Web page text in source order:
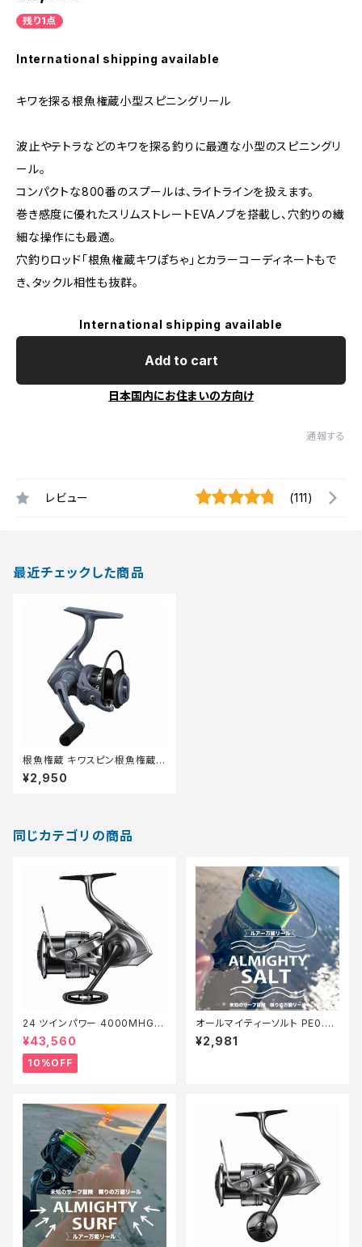
残り1点
International shipping available
キワを探る根魚権蔵小型スピニングリール
波止やテトラなどのキワを探る釣りに最適な小型のスピニングリ
ール。
コンパクトな800番のスプールは、ライトラインを扱えます。
巻き感度に優れたスリムストレートEVAノブを搭載し、穴釣りの繊
細な操作にも最適。
穴釣りロッド「根魚権蔵キワぽちゃ」とカラーコーディネートもで
き、タックル相性も抜群。
International shipping available
Add to cart
日本国内にお住まいの方向け
通報する
レビュー (111)
最近チェックした商品
根魚権蔵 キワスピン根魚権蔵
キワスピン
¥2,950
同じカテゴリの商品
24 ツインパワー 4000MHG
【継続セール_リール】【10】
¥43,560
10%OFF
オールマイティーソルト PE0.8
号150m Tオリ
¥2,981